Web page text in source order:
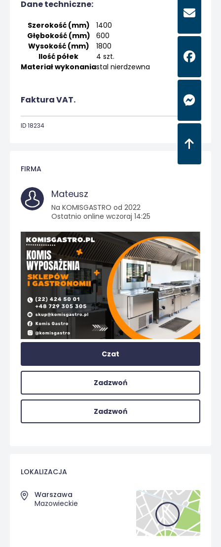
Dane techniczne:
Szerokość (mm)
1400
Głębokość (mm)
600
Wysokość (mm)
1800
Ilość półek
4 szt.
Materiał wykonaniastal nierdzewna
Faktura VAT.
ID 18234
FIRMA
Mateusz
Na KOMISGASTRO od 2022
Ostatnio online wczoraj 14:25
Czat
Zadzwoń
Zadzwoń
LOKALIZACJA
Warszawa
Mazowieckie